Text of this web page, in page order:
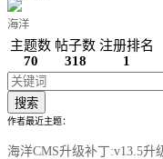
海洋
主题数
70
帖子数
318
注册排名
1
搜索
作者最近主题：
海洋CMS升级补丁:v13.5升